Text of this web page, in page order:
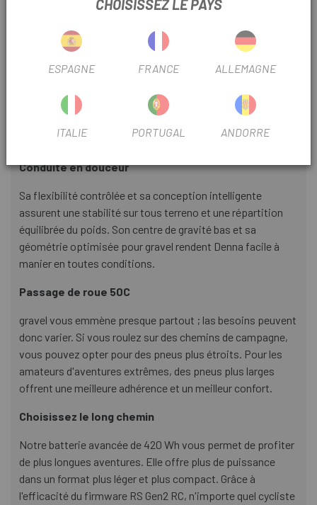
Avec Denna il n'y a pas de limites.
maniabilité précise de Denna .
Conduite en douceur
Sa flexibilité contrôlée et sa conception intelligente
assurent une stabilité sur tous terreno et une répartition
équilibrée du poids. Son centre de gravité bas et sa
géométrie optimisée pour gravel rendent Denna facile à
manier en toutes conditions.
Passage de roue 50C
gravel vous emmène presque partout ; las besoins peuvent
donc varier. Si vous roulez sur des chemins de campagne,
vous pouvez opter pour des pneus plus étroits. Pour les
amateurs d'aventures extrêmes, des pneus plus larges
offrent une meilleure adhérence et un meilleur confort.
Choisissez le long chemin
Notre batterie avancée de 420 Wh vous permet de profiter
de plus longues aventures. Elle offre plus de puissance
dans un format plus léger et plus compact. Grâce à
l'efficacité du firmware RS Gen2 RC, n'importe quel cycliste
CHOISISSEZ LE PAYS
ESPAGNE FRANCE ALLEMAGNE
ITALIE PORTUGAL ANDORRE